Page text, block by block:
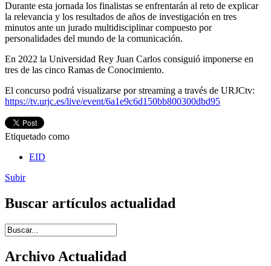
Durante esta jornada los finalistas se enfrentarán al reto de explicar
la relevancia y los resultados de años de investigación en tres
minutos ante un jurado multidisciplinar compuesto por
personalidades del mundo de la comunicación.
En 2022 la Universidad Rey Juan Carlos consiguió imponerse en
tres de las cinco Ramas de Conocimiento.
El concurso podrá visualizarse por streaming a través de URJCtv:
https://tv.urjc.es/live/event/6a1e9c6d150bb800300dbd95
Etiquetado como
EID
Subir
Buscar artículos actualidad
Introduce términos de búsqueda
Archivo Actualidad